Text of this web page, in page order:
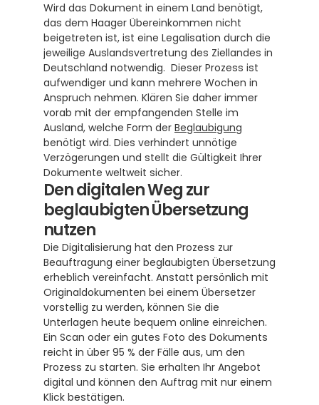
Wird das Dokument in einem Land benötigt,
das dem Haager Übereinkommen nicht
beigetreten ist, ist eine Legalisation durch die
jeweilige Auslandsvertretung des Ziellandes in
Deutschland notwendig.  Dieser Prozess ist
aufwendiger und kann mehrere Wochen in
Anspruch nehmen. Klären Sie daher immer
vorab mit der empfangenden Stelle im
Ausland, welche Form der Beglaubigung
benötigt wird. Dies verhindert unnötige
Verzögerungen und stellt die Gültigkeit Ihrer
Dokumente weltweit sicher.
Den digitalen Weg zur
beglaubigten Übersetzung
nutzen
Die Digitalisierung hat den Prozess zur
Beauftragung einer beglaubigten Übersetzung
erheblich vereinfacht. Anstatt persönlich mit
Originaldokumenten bei einem Übersetzer
vorstellig zu werden, können Sie die
Unterlagen heute bequem online einreichen.
Ein Scan oder ein gutes Foto des Dokuments
reicht in über 95 % der Fälle aus, um den
Prozess zu starten. Sie erhalten Ihr Angebot
digital und können den Auftrag mit nur einem
Klick bestätigen.